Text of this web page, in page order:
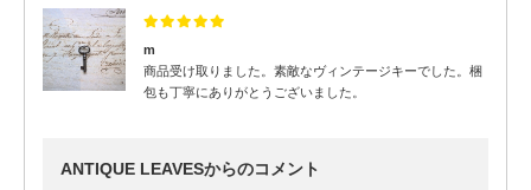
m
商品受け取りました。素敵なヴィンテージキーでした。梱
包も丁寧にありがとうございました。
ANTIQUE LEAVESからのコメント